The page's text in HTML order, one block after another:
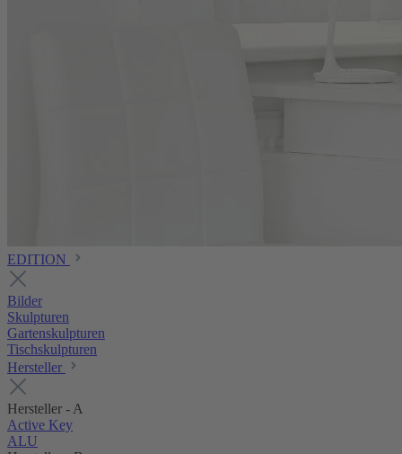
EDITION
Bilder
Skulpturen
Gartenskulpturen
Tischskulpturen
Hersteller
Hersteller - A
Active Key
ALU